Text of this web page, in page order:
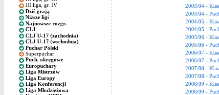
III liga, gr. IV
Dziś grają
Niższe ligi
Najnowsze rozgr.
CLJ
CLJ U-17 (zachodnia)
CLJ U-17 (wschodnia)
Puchar Polski
Superpuchar
Puch. okręgowe
Europuchary
Liga Mistrzów
Liga Europy
Liga Konferencji
Liga Młodzieżowa
2003/04 -
2003/04 -
2004/05 -
2004/05 -
2005/06 -
2005/06 -
2006/07 -
2006/07 -
2007/08 -
2007/08 -
2008/09 -
2008/09 -